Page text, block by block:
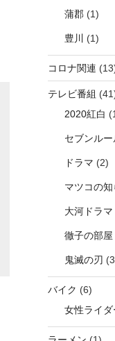
蒲郡(1)
豊川 (1)
コロナ関連
テレビ番組
2020紅白
セブンルー
ドラマ (2)
マツコの
大河ドラマ
徹子の部屋
鬼滅の刃
バイク (6)
女性ライダ